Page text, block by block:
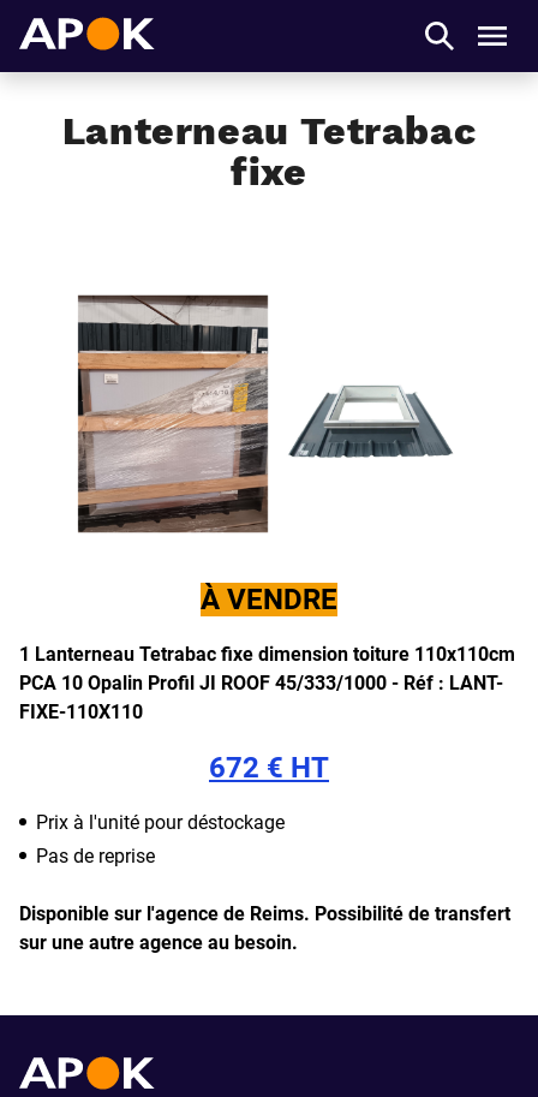
Lanterneau Tetrabac
fixe
À VENDRE
1 Lanterneau Tetrabac fixe dimension toiture 110x110cm
PCA 10 Opalin Profil JI ROOF 45/333/1000 - Réf : LANT-
FIXE-110X110
672 € HT
Prix à l'unité pour déstockage
Pas de reprise
Disponible sur l'agence de Reims. Possibilité de transfert
sur une autre agence au besoin.